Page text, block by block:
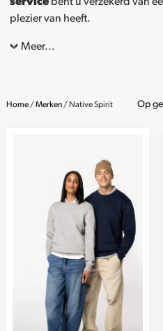
servicebent u verzekerd van
plezier van heeft.
Meer...
Home/Merken/ Native Spirit